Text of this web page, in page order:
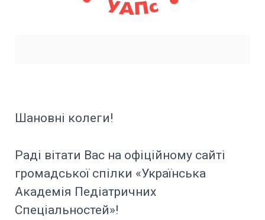
Шановні колеги!
Раді вітати Вас на офіційному сайті
громадської спілки «Українська
Академія Педіатричних
Спеціальностей»!